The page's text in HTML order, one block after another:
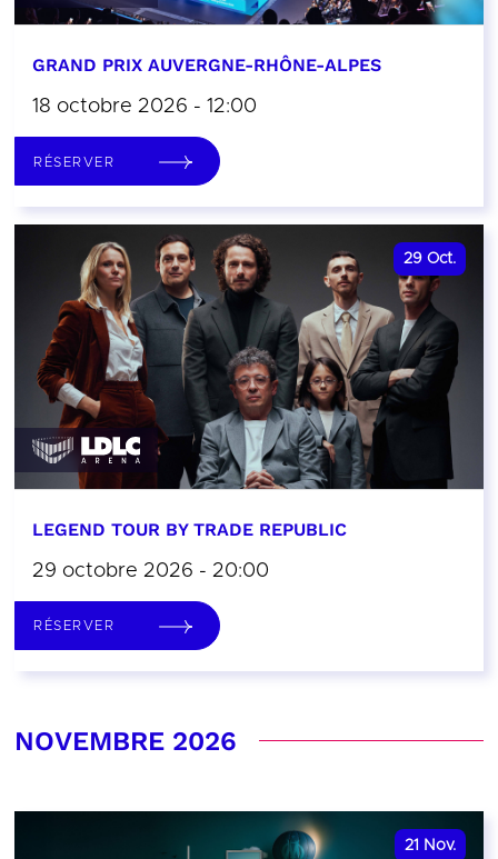
GRAND PRIX AUVERGNE-RHÔNE-ALPES
18 octobre 2026 - 12:00
RÉSERVER
29 Oct.
LEGEND TOUR BY TRADE REPUBLIC
29 octobre 2026 - 20:00
RÉSERVER
NOVEMBRE 2026
21 Nov.